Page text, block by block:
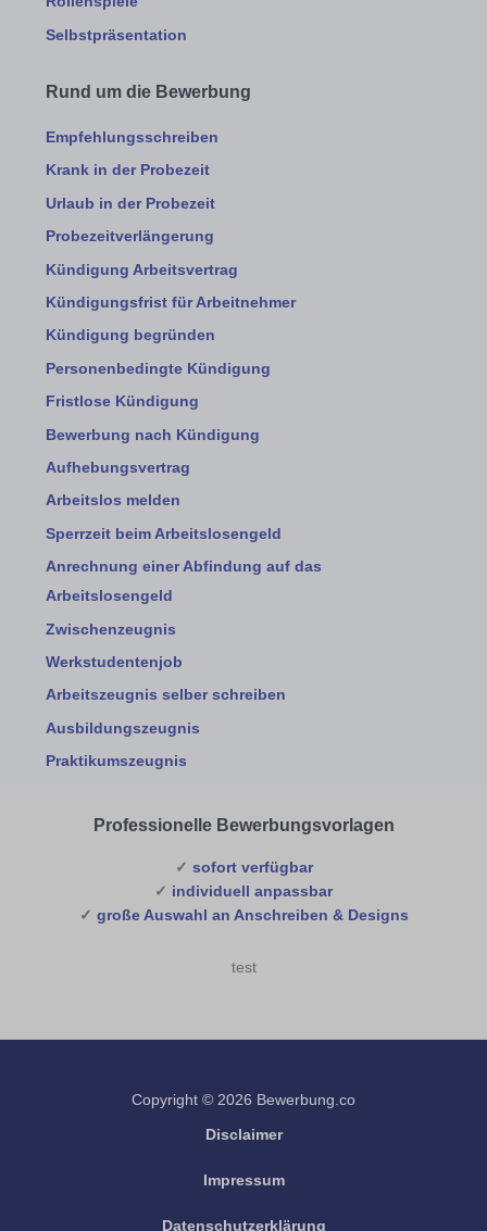
Selbstpräsentation
Rund um die Bewerbung
Empfehlungsschreiben
Krank in der Probezeit
Urlaub in der Probezeit
Probezeitverlängerung
Kündigung Arbeitsvertrag
Kündigungsfrist für Arbeitnehmer
Kündigung begründen
Personenbedingte Kündigung
Fristlose Kündigung
Bewerbung nach Kündigung
Aufhebungsvertrag
Arbeitslos melden
Sperrzeit beim Arbeitslosengeld
Anrechnung einer Abfindung auf das
Arbeitslosengeld
Zwischenzeugnis
Werkstudentenjob
Arbeitszeugnis selber schreiben
Ausbildungszeugnis
Praktikumszeugnis
Professionelle Bewerbungsvorlagen
✓ sofort verfügbar
✓ individuell anpassbar
✓ große Auswahl an Anschreiben & Designs
test
Copyright © 2026 Bewerbung.co
Disclaimer
Impressum
Datenschutzerklärung